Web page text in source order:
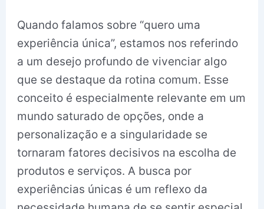
Quando falamos sobre “quero uma
experiência única”, estamos nos referindo
a um desejo profundo de vivenciar algo
que se destaque da rotina comum. Esse
conceito é especialmente relevante em um
mundo saturado de opções, onde a
personalização e a singularidade se
tornaram fatores decisivos na escolha de
produtos e serviços. A busca por
experiências únicas é um reflexo da